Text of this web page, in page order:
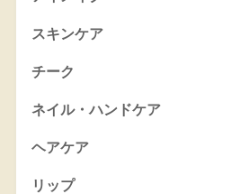
スキンケア
チーク
ネイル・ハンドケア
ヘアケア
リップ